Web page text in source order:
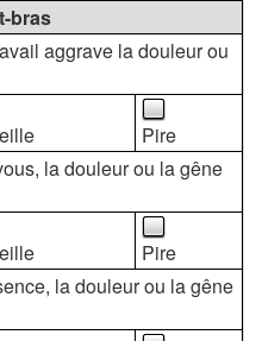
bras
aggrave la douleur ou
Pire
la douleur ou la gêne
Pire
la douleur ou la gêne